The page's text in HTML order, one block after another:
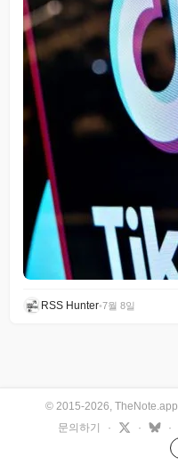
RSS Hunter•7월 8일
© 2015-2026, TheNote.app
문의하기
· · ·